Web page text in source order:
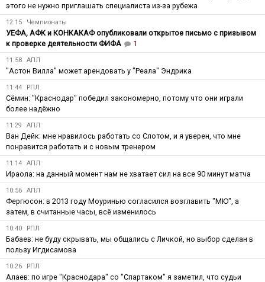
этого не нужно приглашать специалиста из-за рубежа
12:15 Чемпионаты
УЕФА, АФК и КОНКАКАФ опубликовали открытое письмо с призывом
к проверке деятельности ФИФА
1
11:58 АПЛ
"Астон Вилла" может арендовать у "Реала" Эндрика
11:44 РПЛ
Сёмин: "Краснодар" победил закономерно, потому что они играли
более надёжно
11:29 АПЛ
Ван Дейк: мне нравилось работать со Слотом, и я уверен, что мне
понравится работать и с новым тренером
11:14 АПЛ
Ираола: на данный момент нам не хватает сил на все 90 минут матча
10:56 АПЛ
Фергюсон: в 2013 году Моуринью согласился возглавить "МЮ", а
затем, в считанные часы, всё изменилось
10:40 РПЛ
Бабаев: не буду скрывать, мы общались с Личкой, но выбор сделан в
пользу Игдисамова
10:26 РПЛ
Алаев: по игре "Краснодара" со "Спартаком" я заметил, что судьи